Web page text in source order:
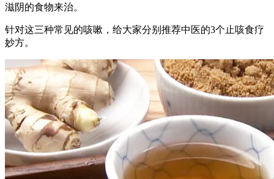
滋阴的食物来治。
针对这三种常见的咳嗽，给大家分别推荐中医的3个止咳食疗
妙方。